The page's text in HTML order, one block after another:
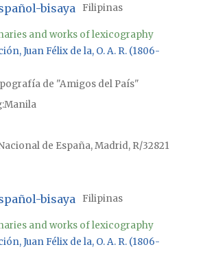
bisaya Filipinas
and works of lexicography
Juan Félix de la, O. A. R. (1806-
de "Amigos del País"
Manila
de España, Madrid, R/32821
bisaya Filipinas
and works of lexicography
Juan Félix de la, O. A. R. (1806-